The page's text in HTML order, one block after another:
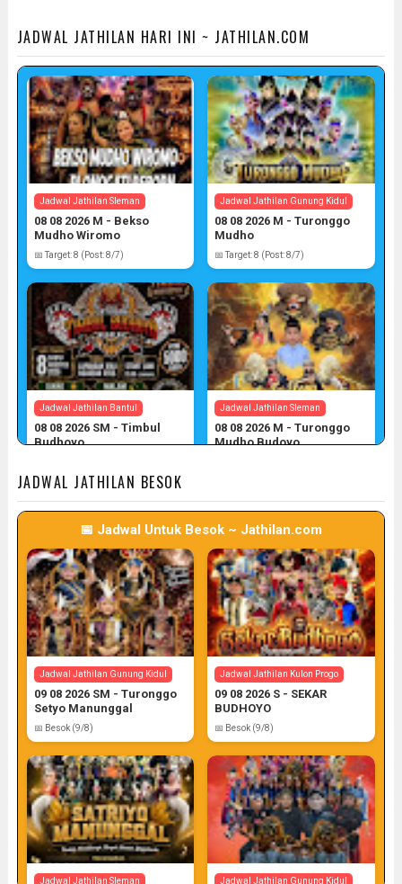
JADWAL JATHILAN HARI INI ~ JATHILAN.COM
Jadwal Jathilan Sleman
08 08 2026 M - Bekso
Mudho Wiromo
📅 Target: 8 (Post: 8/7)
Jadwal Jathilan Gunung Kidul
08 08 2026 M - Turonggo
Mudho
📅 Target: 8 (Post: 8/7)
Jadwal Jathilan Bantul
08 08 2026 SM - Timbul
Budhoyo
Jadwal Jathilan Sleman
08 08 2026 M - Turonggo
Mudho Budoyo
Jadwal Jathilan Sleman
08 08 2026 M - Klaras Anom
Sembrani
📅 Target: 8 (Post: 8/7)
Jadwal Jathilan Gunung Kidul
08 08 2026 S - Sekar
Kinasih
📅 Target: 8 (Post: 8/7)
Jadwal Jathilan Sleman
08 08 2026 M - Bekso Sekar
Merapi
📅 Target: 8 (Post: 8/7)
Jadwal Jathilan Kulon Progo
08 08 2026 SM - Rara
Sawitri ft Bathoro Suro
📅 Target: 8 (Post: 8/7)
JADWAL JATHILAN BESOK
📅 Jadwal Untuk Besok ~ Jathilan.com
Jadwal Jathilan Gunung Kidul
09 08 2026 SM - Turonggo
Setyo Manunggal
📅 Besok (9/8)
Jadwal Jathilan Kulon Progo
09 08 2026 S - SEKAR
BUDHOYO
📅 Besok (9/8)
Jadwal Jathilan Sleman Jadwal Jathilan Gunung Kidul